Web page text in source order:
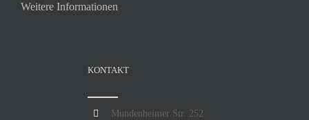
Weitere Informationen
KONTAKT
Mundenheimer Str. 252